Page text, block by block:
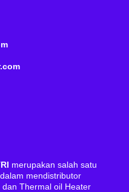
merupakan salah satu
mendistributor
Thermal oil Heater